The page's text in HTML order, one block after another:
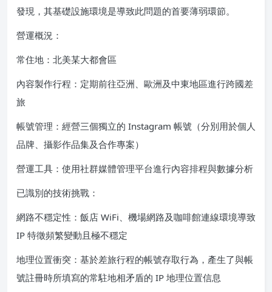
發現，其基礎設施環境是導致此問題的首要薄弱環節。
營運概況：
常住地：北美某大都會區
內容製作行程：定期前往亞洲、歐洲及中東地區進行跨國差
旅
帳號管理：經營三個獨立的 Instagram 帳號（分別用於個人
品牌、攝影作品集及合作專案）
營運工具：使用社群媒體管理平台進行內容排程與數據分析
已識別的技術挑戰：
網路不穩定性：飯店 WiFi、機場網路及咖啡館連線環境導致
IP 特徵頻繁變動且極不穩定
地理位置衝突：基於差旅行程的帳號存取行為，產生了與帳
號註冊時所填寫的常駐地相矛盾的 IP 地理位置信息